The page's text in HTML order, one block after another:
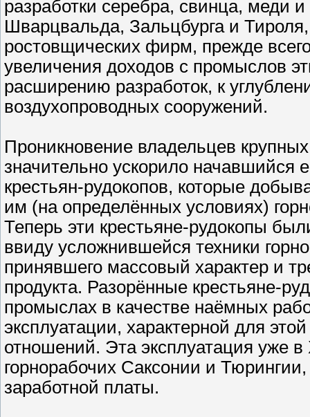
разработки серебра, свинца, меди
Шварцвальда, Зальцбурга и
ростовщических фирм, прежде
увеличения доходов с промыслов
расширению разработок, к
воздухопроводных сооружений.
Проникновение владельцев
значительно ускорило начавшийся
крестьян-рудокопов, которые
им (на определённых условиях)
Теперь эти крестьяне-рудокопы
ввиду усложнившейся техники
принявшего массовый характер и
продукта. Разорённые крестьяне-
промыслах в качестве наёмных
эксплуатации, характерной для
отношений. Эта эксплуатация уже
горнорабочих Саксонии и
заработной платы.